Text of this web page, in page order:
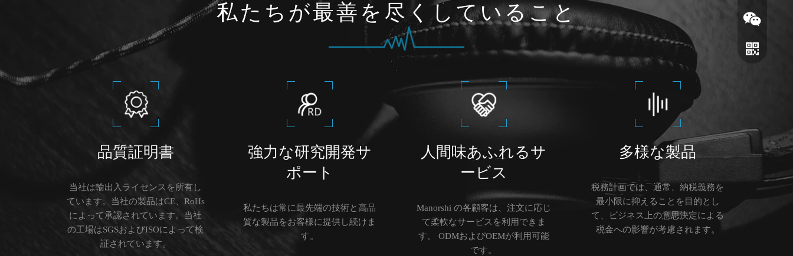
私たちが最善を尽くしていること
品質証明書
当社は輸出入ライセンスを所有し
ています。当社の製品はCE、RoHs
によって承認されています。当社
の工場はSGSおよびISOによって検
証されています。
強力な研究開発サ
ポート
私たちは常に最先端の技術と高品
質な製品をお客様に提供し続けま
す。
人間味あふれるサ
ービス
Manorshi の各顧客は、注文に応じ
て柔軟なサービスを利用できま
す。 ODMおよびOEMが利用可能
です。
多様な製品
税務計画では、通常、納税義務を
最小限に抑えることを目的とし
て、ビジネス上の意思決定による
税金への影響が考慮されます。